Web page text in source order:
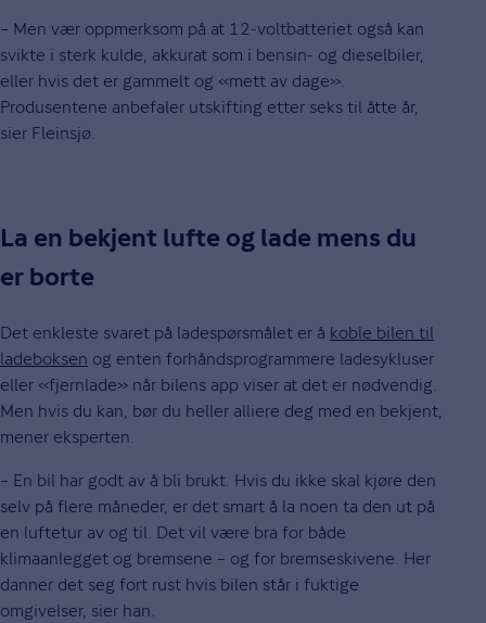
– Men vær oppmerksom på at 12-voltbatteriet også kan
svikte i sterk kulde, akkurat som i bensin- og dieselbiler,
eller hvis det er gammelt og «mett av dage».
Produsentene anbefaler utskifting etter seks til åtte år,
sier Fleinsjø.
La en bekjent lufte og lade mens du
er borte
Det enkleste svaret på ladespørsmålet er å koble bilen til
ladeboksen og enten forhåndsprogrammere ladesykluser
eller «fjernlade» når bilens app viser at det er nødvendig.
Men hvis du kan, bør du heller alliere deg med en bekjent,
mener eksperten.
– En bil har godt av å bli brukt. Hvis du ikke skal kjøre den
selv på flere måneder, er det smart å la noen ta den ut på
en luftetur av og til. Det vil være bra for både
klimaanlegget og bremsene – og for bremseskivene. Her
danner det seg fort rust hvis bilen står i fuktige
omgivelser, sier han.